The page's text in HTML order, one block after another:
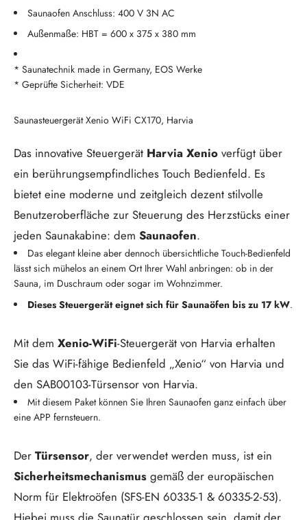
Saunaofen Anschluss: 400 V 3N AC
Außenmaße: HBT = 600 x 375 x 380 mm
* Saunatechnik made in Germany, EOS Werke
* Geprüfte Sicherheit: VDE
Saunasteuergerät Xenio WiFi CX170, Harvia
Das innovative Steuergerät Harvia Xenio verfügt über
ein berührungsempfindliches Touch Bedienfeld. Es
bietet eine moderne und zeitgleich dezent stilvolle
Benutzeroberfläche zur Steuerung des Herzstücks einer
jeden Saunakabine: dem Saunaofen.
Das elegant kleine aber dennoch übersichtliche Touch-Bedienfeld
lässt sich mühelos an einem Ort Ihrer Wahl anbringen: ob in der
Sauna, im Duschraum oder sogar im Wohnzimmer.
Dieses Steuergerät eignet sich für Saunaöfen bis zu 17 kW.
Mit dem Xenio-WiFi-Steuergerät von Harvia erhalten
Sie das WiFi-fähige Bedienfeld „Xenio“ von Harvia und
den SAB00103-Türsensor von Harvia.
Mit diesem Paket können Sie Ihren Saunaofen ganz einfach über
eine APP fernsteuern.
Der Türsensor, der verwendet werden muss, ist ein
Sicherheitsmechanismus gemäß der europäischen
Norm für Elektroöfen (SFS-EN 60335-1 & 60335-2-53).